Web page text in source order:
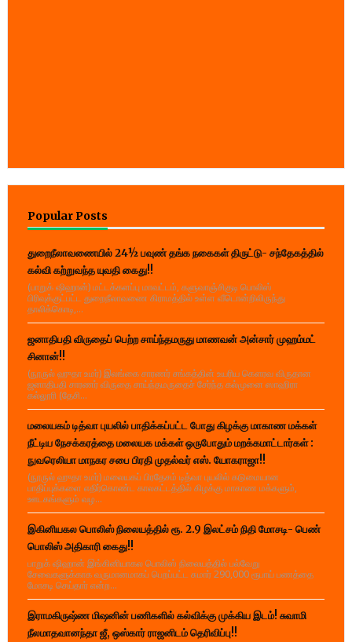
Popular Posts
துறைநீலாவணையில் 24½ பவுண் தங்க நகைகள் திருட்டு- சந்தேகத்தில்
கல்வி கற்றுவந்த யுவதி கைது!!
(பாறுக் ஷிஹான்) மட்டக்களப்பு மாவட்டம், களுவாஞ்சிகுடி பொலிஸ்
பிரிவுக்குட்பட்ட துறைநீலாவணை கிராமத்தில் உள்ள வீடொன்றிலிருந்து
தாலிக்கொடி,...
ஜனாதிபதி விருதைப் பெற்ற சாய்ந்தமருது மாணவன் அன்சார் முஹம்மட்
சினான்!!
(நூருல் ஹுதா உமர்) இலங்கை சாரணர் சங்கத்தின் உயரிய கௌரவ விருதான
ஜனாதிபதி சாரணர் விருதை சாய்ந்தமருதைச் சேர்ந்த கல்முனை ஸாஹிரா
கல்லூரி (தேசி...
மலையகம் டித்வா புயலில் பாதிக்கப்பட்ட போது கிழக்கு மாகாண மக்கள்
நீட்டிய நேசக்கரத்தை மலையக மக்கள் ஒருபோதும் மறக்கமாட்டார்கள் :
நுவரெலியா மாநகர சபை பிரதி முதல்வர் எஸ். யோகராஜா!!
(நூருல் ஹுதா உமர்) மலையகப் பிரதேசம் டித்வா புயலில் கடுமையான
பாதிப்புக்களை எதிர்கொண்ட காலகட்டத்தில் கிழக்கு மாகாண மக்களும்,
ஊடகங்களும் வழ...
இகினியகல பொலிஸ் நிலையத்தில் ரூ. 2.9 இலட்சம் நிதி மோசடி- பெண்
பொலிஸ் அதிகாரி கைது!!
பாறுக் ஷிஹான் இங்கினியாகல பொலிஸ் நிலையத்தில் பல்வேறு
சேவைகளுக்காக வருமானமாகப் பெறப்பட்ட சுமார் 290,000 ரூபாய் பணத்தை
மோசடி செய்தார் என்ற...
இராமகிருஷ்ண மிஷனின் பணிகளில் கல்விக்கு முக்கிய இடம்! சுவாமி
நீலமாதவானந்தா ஜீ, ஒஸ்கார் ராஜனிடம் தெரிவிப்பு!!